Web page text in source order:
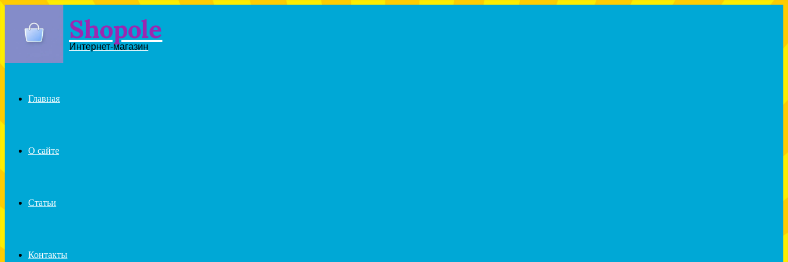
Menu Shopole
Интернет-магазин
Главная
О сайте
Статьи
Контакты